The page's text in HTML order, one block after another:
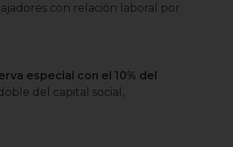
con relación laboral por
especial con el 10% del
del capital social,